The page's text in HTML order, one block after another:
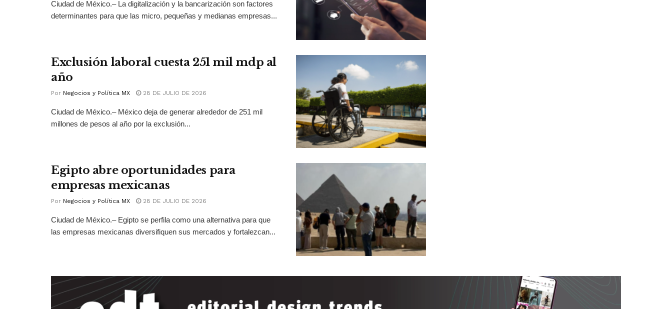
Ciudad de México.– La digitalización y la bancarización son factores
determinantes para que las micro, pequeñas y medianas empresas...
Exclusión laboral cuesta 251 mil mdp al
año
Por Negocios y Política MX 28 DE JULIO DE 2026
Ciudad de México.– México deja de generar alrededor de 251 mil
millones de pesos al año por la exclusión...
Egipto abre oportunidades para
empresas mexicanas
Por Negocios y Política MX 28 DE JULIO DE 2026
Ciudad de México.– Egipto se perfila como una alternativa para que
las empresas mexicanas diversifiquen sus mercados y fortalezcan...